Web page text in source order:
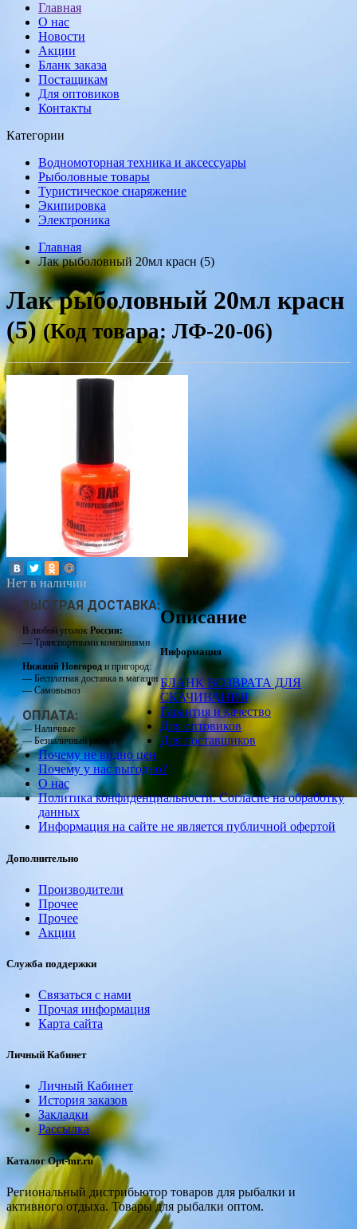
Главная
О нас
Новости
Акции
Бланк заказа
Постащикам
Для оптовиков
Контакты
Категории
Водномоторная техника и аксессуары
Рыболовные товары
Туристическое снаряжение
Экипировка
Электроника
Главная
Лак рыболовный 20мл красн (5)
Лак рыболовный 20мл красн
(5) (Код товара: ЛФ-20-06)
Нет в наличии
БЫСТРАЯ ДОСТАВКА:
В любой уголокРоссии:
— Транспортными компаниями
Нижний Новгород и пригород:
— Бесплатная доставка в магазин
— Самовывоз
ОПЛАТА:
— Наличные
— Безналичный расчет
Описание
Информация
БЛАНК ВОЗВРАТА ДЛЯ
СКАЧИВАНИЯ
Гарантия и качество
Для оптовиков
Для поставщиков
Почему не видно цен
Почему у нас выгодно?
О нас
Политика конфиденциальности. Согласие на обработку
данных
Информация на сайте не является публичной офертой
Дополнительно
Производители
Прочее
Прочее
Акции
Служба поддержки
Связаться с нами
Прочая информация
Карта сайта
Личный Кабинет
Личный Кабинет
История заказов
Закладки
Рассылка
Каталог Opt-mr.ru
Региональный дистрибьютор товаров для рыбалки и
активного отдыха. Товары для рыбалки оптом.